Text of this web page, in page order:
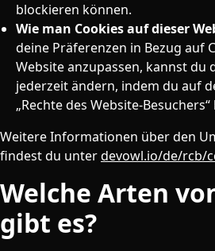
blockieren können.
Wie man Cookies auf dieser
deine Präferenzen in Bezug auf
Website anzupassen, kannst du
jederzeit ändern, indem du auf
„Rechte des Website-
Weitere Informationen über den
findest du unterdevowl.io/de/rcb/
Welche Arten
gibt es?